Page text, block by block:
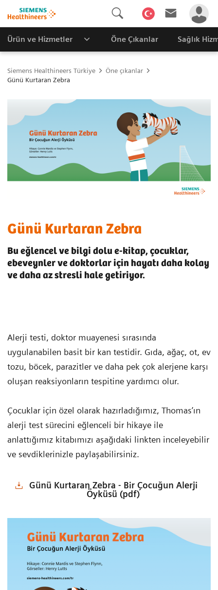
Ürün ve Hizmetler Öne Çıkanlar Sağlık
Siemens Healthineers Türkiye
Öne çıkanlar
Günü Kurtaran Zebra
Günü Kurtaran Zebra
Bu eğlencel ve bilgi dolu e-kitap, çocuklar,
ebeveynler ve doktorlar için hayatı daha kolay
ve daha az stresli hale getiriyor.
Alerji testi, doktor muayenesi sırasında
uygulanabilen basit bir kan testidir. Gıda, ağaç, ot, ev
tozu, böcek, parazitler ve daha pek çok alerjene karşı
oluşan reaksiyonların tespitine yardımcı olur.
Çocuklar için özel olarak hazırladığımız, Thomas’ın
alerji test sürecini eğlenceli bir hikaye ile
anlattığımız kitabımızı aşağıdaki linkten inceleyebilir
ve sevdiklerinizle paylaşabilirsiniz.
Günü Kurtaran Zebra - Bir Çocuğun Alerji
Öyküsü (pdf)